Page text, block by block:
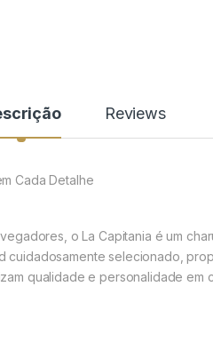
Reviews
Cada Detalhe
o La Capitania é um
cuidadosamente selecionado,
qualidade e personalidade em